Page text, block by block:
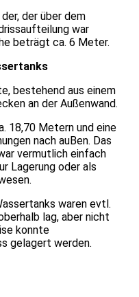
der über dem
war
beträgt ca. 6 Meter.
bestehend aus einem
an der Außenwand.
18,70 Metern und eine
nach auBen. Das
vermutlich einfach
Lagerung oder als
waren evtl.
lag, aber nicht
konnte
gelagert werden.